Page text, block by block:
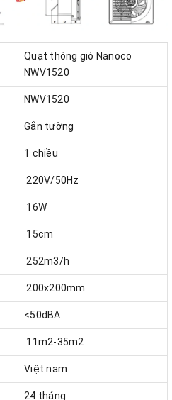
Quạt thông gió Nanoco
NWV1520
NWV1520
Gắn tường
1 chiều
220V/50Hz
16W
15cm
252m3/h
200x200mm
<50dBA
11m2-35m2
Việt nam
24 tháng